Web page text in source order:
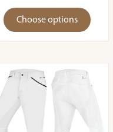
Choose options